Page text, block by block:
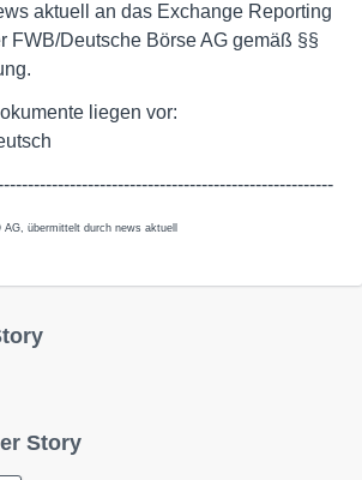
aktuell an das Exchange Reporting
FWB/Deutsche Börse AG gemäß §§
liegen vor:
übermittelt durch news aktuell
Story